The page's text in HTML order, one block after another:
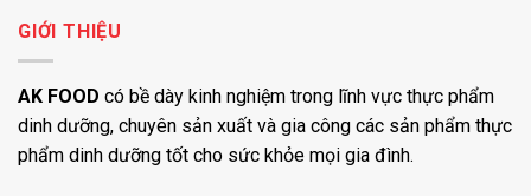
GIỚI THIỆU
AK FOOD có bề dày kinh nghiệm trong lĩnh vực thực phẩm
dinh dưỡng, chuyên sản xuất và gia công các sản phẩm thực
phẩm dinh dưỡng tốt cho sức khỏe mọi gia đình.